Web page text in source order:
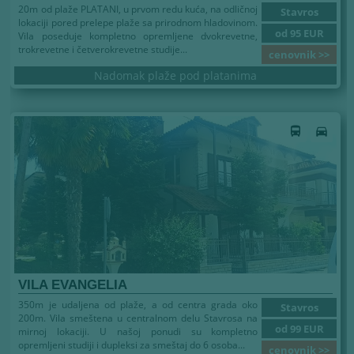
Stavros
od 95 EUR
cenovnik >>
20m od plaže PLATANI, u prvom redu kuća, na odličnoj
lokaciji pored prelepe plaže sa prirodnom hladovinom.
Vila poseduje kompletno opremljene dvokrevetne,
trokrevetne i četverokrevetne studije...
Nadomak plaže pod platanima
directions_bus directions_car
VILA EVANGELIA
Stavros
od 99 EUR
cenovnik >>
350m je udaljena od plaže, a od centra grada oko
200m. Vila smeštena u centralnom delu Stavrosa na
mirnoj lokaciji. U našoj ponudi su kompletno
opremljeni studiji i dupleksi za smeštaj do 6 osoba...